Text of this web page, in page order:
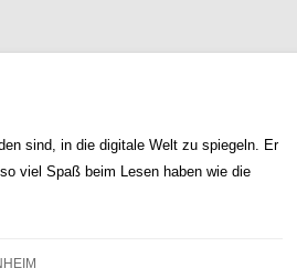
sind, in die digitale Welt zu spiegeln. Er
viel Spaß beim Lesen haben wie die